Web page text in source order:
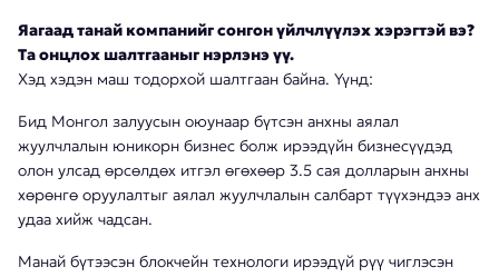
Яагаад танай компанийг сонгон үйлчлүүлэх хэрэгтэй вэ?
Та онцлох шалтгааныг нэрлэнэ үү.
Хэд хэдэн маш тодорхой шалтгаан байна. Үүнд:
Бид Монгол залуусын оюунаар бүтсэн анхны аялал
жуулчлалын юникорн бизнес болж ирээдүйн бизнесүүдэд
олон улсад өрсөлдөх итгэл өгөхөөр 3.5 сая долларын анхны
хөрөнгө оруулалтыг аялал жуулчлалын салбарт түүхэндээ анх
удаа хийж чадсан.
Манай бүтээсэн блокчейн технологи ирээдүй рүү чиглэсэн